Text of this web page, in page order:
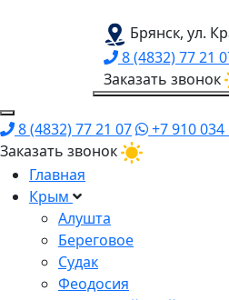
Брянск, ул.
8 (4832) 77 21
Заказать звонок
8 (4832) 77 21 07
+7 910 034
Заказать звонок
Главная
Крым
Алушта
Береговое
Судак
Феодосия